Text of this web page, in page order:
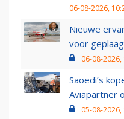
06-08-2026,
Nieuwe
voor
06-08-2026,
Saoedi’s
Aviapartner
05-08-2026,